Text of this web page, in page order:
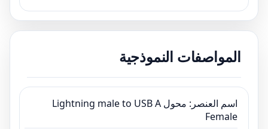
A. female adapter
اللون: أسود ، فضي أو لون اختياري متاح
مصطلح الدفع: TT ، PayPal ، بطاقة الائتمان
المواصفات النموذجية
اسم العنصر: محول Lightning male to USB A
Female